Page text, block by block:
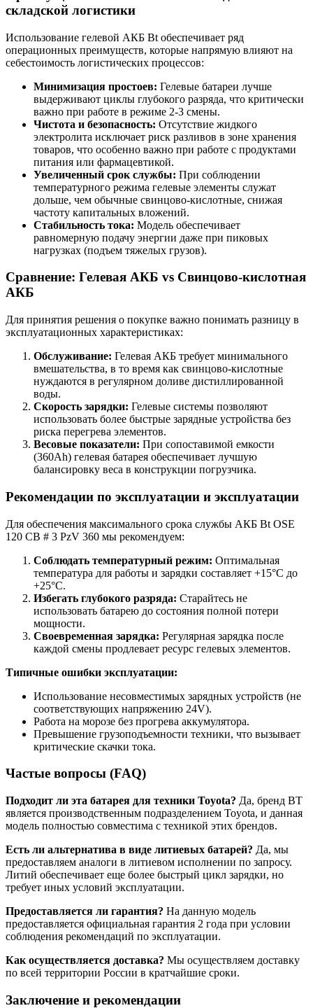
складской логистики
Использование гелевой АКБ Bt обеспечивает ряд
операционных преимуществ, которые напрямую влияют на
себестоимость логистических процессов:
Минимизация простоев: Гелевые батареи лучше
выдерживают циклы глубокого разряда, что критически
важно при работе в режиме 2-3 смены.
Чистота и безопасность: Отсутствие жидкого
электролита исключает риск разливов в зоне хранения
товаров, что особенно важно при работе с продуктами
питания или фармацевтикой.
Увеличенный срок службы: При соблюдении
температурного режима гелевые элементы служат
дольше, чем обычные свинцово-кислотные, снижая
частоту капитальных вложений.
Стабильность тока: Модель обеспечивает
равномерную подачу энергии даже при пиковых
нагрузках (подъем тяжелых грузов).
Сравнение: Гелевая АКБ vs Свинцово-кислотная
АКБ
Для принятия решения о покупке важно понимать разницу в
эксплуатационных характеристиках:
Обслуживание: Гелевая АКБ требует минимального
вмешательства, в то время как свинцово-кислотные
нуждаются в регулярном доливе дистиллированной
воды.
Скорость зарядки: Гелевые системы позволяют
использовать более быстрые зарядные устройства без
риска перегрева элементов.
Весовые показатели: При сопоставимой емкости
(360Ah) гелевая батарея обеспечивает лучшую
балансировку веса в конструкции погрузчика.
Рекомендации по эксплуатации и эксплуатации
Для обеспечения максимального срока службы АКБ Bt OSE
120 CB # 3 PzV 360 мы рекомендуем:
Соблюдать температурный режим: Оптимальная
температура для работы и зарядки составляет +15°C до
+25°C.
Избегать глубокого разряда: Старайтесь не
использовать батарею до состояния полной потери
мощности.
Своевременная зарядка: Регулярная зарядка после
каждой смены продлевает ресурс гелевых элементов.
Типичные ошибки эксплуатации:
Использование несовместимых зарядных устройств (не
соответствующих напряжению 24V).
Работа на морозе без прогрева аккумулятора.
Превышение грузоподъемности техники, что вызывает
критические скачки тока.
Частые вопросы (FAQ)
Подходит ли эта батарея для техники Toyota? Да, бренд BT
является производственным подразделением Toyota, и данная
модель полностью совместима с техникой этих брендов.
Есть ли альтернатива в виде литиевых батарей? Да, мы
предоставляем аналоги в литиевом исполнении по запросу.
Литий обеспечивает еще более быстрый цикл зарядки, но
требует иных условий эксплуатации.
Предоставляется ли гарантия? На данную модель
предоставляется официальная гарантия 2 года при условии
соблюдения рекомендаций по эксплуатации.
Как осуществляется доставка? Мы осуществляем доставку
по всей территории России в кратчайшие сроки.
Заключение и рекомендации